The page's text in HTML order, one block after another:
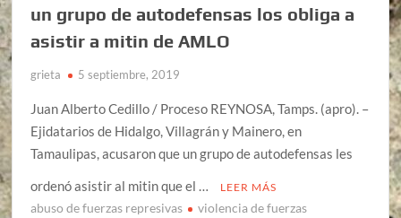
un grupo de autodefensas los obliga a
asistir a mitin de AMLO
grieta 5 septiembre, 2019
Juan Alberto Cedillo / Proceso REYNOSA, Tamps. (apro). –
Ejidatarios de Hidalgo, Villagrán y Mainero, en
Tamaulipas, acusaron que un grupo de autodefensas les
ordenó asistir al mitin que el …
LEER MÁS
abuso de fuerzas represivas
violencia de fuerzas